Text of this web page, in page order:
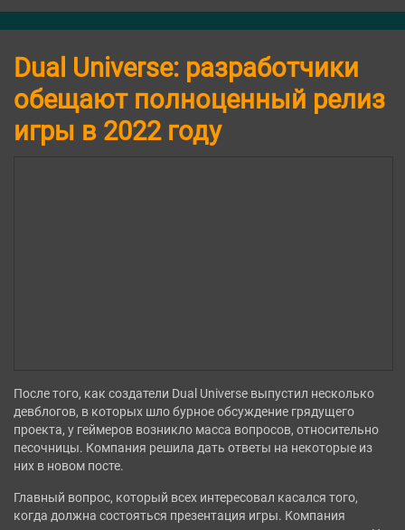
Dual Universe: разработчики
обещают полноценный релиз
игры в 2022 году
После того, как создатели Dual Universe выпустил несколько
девблогов, в которых шло бурное обсуждение грядущего
проекта, у геймеров возникло масса вопросов, относительно
песочницы. Компания решила дать ответы на некоторые из
них в новом посте.
Главный вопрос, который всех интересовал касался того,
когда должна состояться презентация игры. Компания